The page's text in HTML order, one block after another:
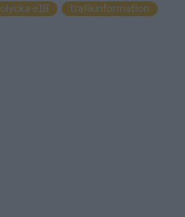
olycka e18
trafikinformation